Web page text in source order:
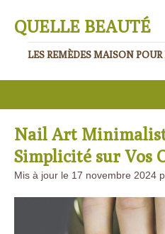
QUELLE BEAUTÉ
LES REMÈDES MAISON
Nail Art
Simplicité sur Vos
Mis à jour le 17 novembre 2024